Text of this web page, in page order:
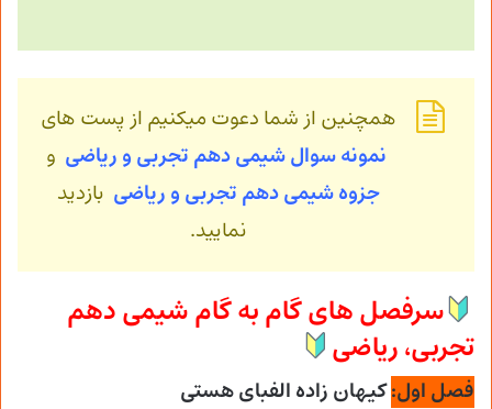
همچنین از شما دعوت میکنیم از پست های
نمونه سوال شیمی دهم تجربی و ریاضی و
جزوه شیمیدهم تجربی و ریاضی بازدید
نمایید.
سرفصل های گام به گام شیمی دهم
تجربی، ریاضی
فصل اول:کیهان زاده الفبای هستی